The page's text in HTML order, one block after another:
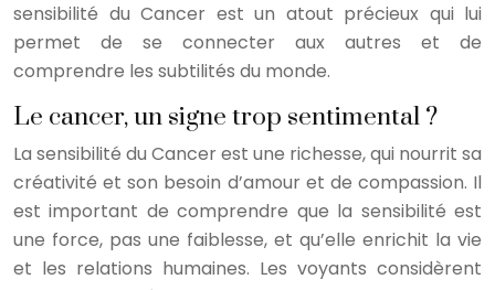
sensibilité du Cancer est un atout précieux qui lui
permet de se connecter aux autres et de
comprendre les subtilités du monde.
Le cancer, un signe trop sentimental ?
La sensibilité du Cancer est une richesse, qui nourrit sa
créativité et son besoin d’amour et de compassion. Il
est important de comprendre que la sensibilité est
une force, pas une faiblesse, et qu’elle enrichit la vie
et les relations humaines. Les voyants considèrent